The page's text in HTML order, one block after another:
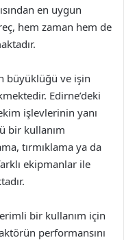
en uygun
hem zaman hem de
büyüklüğü ve işin
Edirne’deki
işlevlerinin yanı
bir kullanım
tırmıklama ya da
ekipmanlar ile
bir kullanım için
performansını